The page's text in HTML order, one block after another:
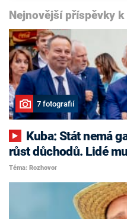
Nejnovější příspěvky
7 fotografií
růst důchodů. Lidé
Téma: Rozhovor